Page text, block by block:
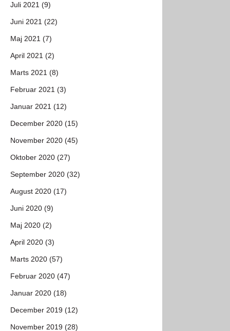
Juli 2021 (9)
Juni 2021 (22)
Maj 2021 (7)
April 2021 (2)
Marts 2021 (8)
Februar 2021 (3)
Januar 2021 (12)
December 2020 (15)
November 2020 (45)
Oktober 2020 (27)
September 2020 (32)
August 2020 (17)
Juni 2020 (9)
Maj 2020 (2)
April 2020 (3)
Marts 2020 (57)
Februar 2020 (47)
Januar 2020 (18)
December 2019 (12)
November 2019 (28)